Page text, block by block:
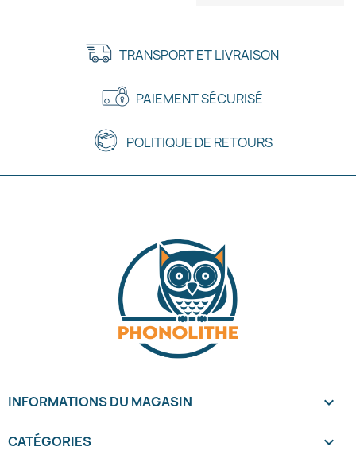
Annuler Créer une liste d'envies
TRANSPORT ET LIVRAISON
PAIEMENT SÉCURISÉ
POLITIQUE DE RETOURS
INFORMATIONS DU MAGASIN keyboard_arrow_down
CATÉGORIES 